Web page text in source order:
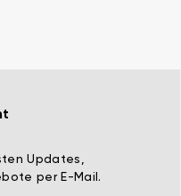
Updates,
per E-Mail.